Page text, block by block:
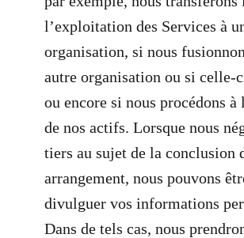
l’exploitation des Services à
organisation, si nous
autre organisation ou si celle-
ou encore si nous procédons
de nos actifs. Lorsque nous
tiers au sujet de la conclusion
arrangement, nous pouvons
divulguer vos informations
Dans de tels cas, nous